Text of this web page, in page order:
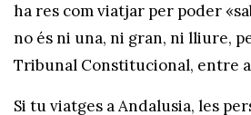
ha res com viatjar per poder
no és ni una, ni gran, ni lliure,
Tribunal Constitucional, entre
Si tu viatges a Andalusia, les